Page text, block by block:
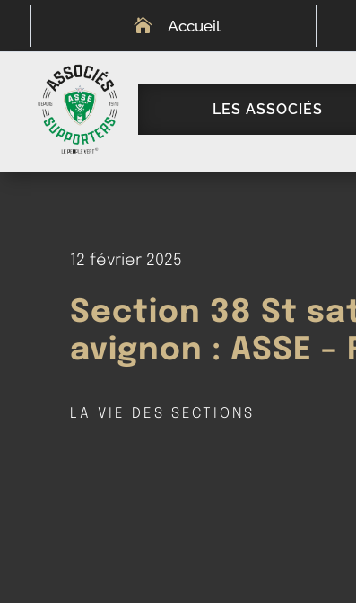
 Accueil
LES ASSOCIÉS
12 février 2025
Section 38 St
avignon : ASSE –
LA VIE DES SECTIONS